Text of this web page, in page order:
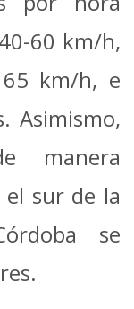
60 km/h,
km/h, e
Asimismo,
manera
el sur de la
se